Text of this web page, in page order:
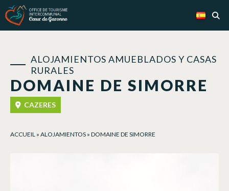
DOMAINE DE SIMORRE
ALOJAMIENTOS AMUEBLADOS Y CASAS
RURALES
CAZERES
ACCUEIL » ALOJAMIENTOS » DOMAINE DE SIMORRE
Panel de gestión de cookies